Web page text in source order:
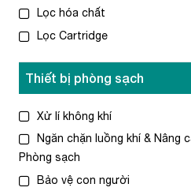
Lọc hóa chất
Lọc Cartridge
Thiết bị phòng sạch
Xử lí không khí
Ngăn chặn luồng khí & Nâng
Phòng sạch
Bảo vệ con người